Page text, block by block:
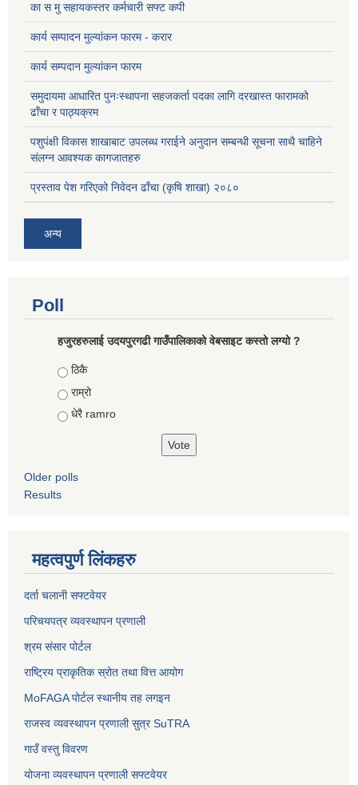
का स मु सहायकस्तर कर्मचारी सफ्ट कपी
कार्य सम्पादन मुल्यांकन फारम - करार
कार्य सम्पदान मुल्यांकन फारम
समुदायमा आधारित पुनःस्थापना सहजकर्ता पदका लागि दरखास्त फारामको
ढाँचा र पाठ्यक्रम
पशुपंक्षी विकास शाखाबाट उपलब्ध गराईने अनुदान सम्बन्धी सूचना साथै चाहिने
संलग्न आवश्यक कागजातहरु
प्रस्ताव पेश गरिएको निवेदन ढाँचा (कृषि शाखा) २०८०
अन्य
Poll
हजुरहरुलाई उदयपुरगढी गाउँपालिकाको वेबसाइट कस्तो लग्यो ?
Choices
ठिकै
राम्रो
धेरै ramro
Older polls
Results
महत्वपुर्ण लिंकहरु
दर्ता चलानी सफ्टवेयर
परिचयपत्र व्यवस्थापन प्रणाली
श्रम संसार पोर्टल
राष्ट्रिय प्राकृतिक स्रोत तथा वित्त आयोग
MoFAGA पोर्टल स्थानीय तह लगइन
राजस्व व्यवस्थापन प्रणाली सुत्र SuTRA
गाउँ वस्तु विवरण
योजना व्यवस्थापन प्रणाली सफ्टवेयर